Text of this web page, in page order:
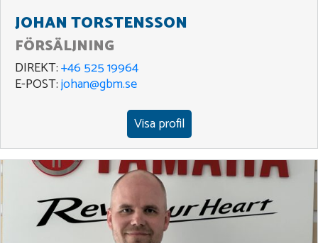
JOHAN TORSTENSSON
FÖRSÄLJNING
DIREKT:+46 525 19964
E-POST:johan@gbm.se
Visa profil